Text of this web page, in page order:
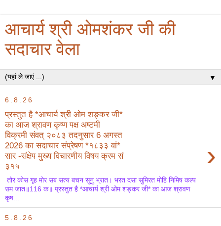
आचार्य श्री ओमशंकर जी की
सदाचार वेला
▼
6.8.26
प्रस्तुत है *आचार्य श्री ओम शङ्कर जी*
का आज श्रावण कृष्ण पक्ष अष्टमी
विक्रमी संवत् २०८३ तदनुसार 6 अगस्त
2026 का सदाचार संप्रेषण *१८३३ वां*
सार -संक्षेप मुख्य विचारणीय विषय क्रम सं
३१५
›
तोर कोस गृह मोर सब सत्य बचन सुनु भ्रात। भरत दसा सुमिरत मोहि निमिष कल्प
सम जात॥116 क॥ प्रस्तुत है *आचार्य श्री ओम शङ्कर जी* का आज श्रावण
कृष...
5.8.26